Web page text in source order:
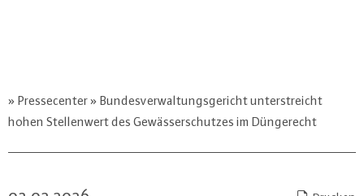
Pressecenter
Bundesverwaltungsgericht unterstreicht
hohen Stellenwert des Gewässerschutzes im Düngerecht